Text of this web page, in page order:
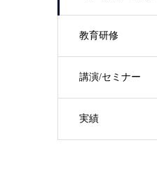
教育研修
講演/セミナー
実績